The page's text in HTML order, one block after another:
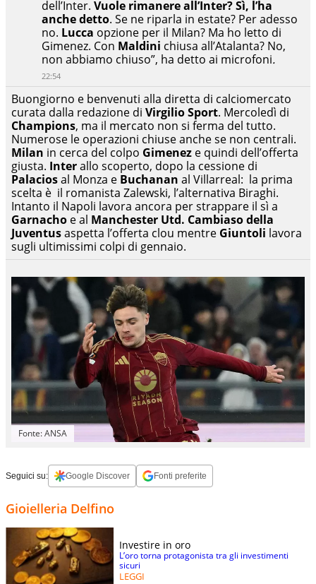
dell’Inter. Vuole rimanere all’Inter? Sì, l’ha
anche detto. Se ne riparla in estate? Per adesso
no. Lucca opzione per il Milan? Ma ho letto di
Gimenez. Con Maldini chiusa all’Atalanta? No,
non abbiamo chiuso”, ha detto ai microfoni.
22:54
Buongiorno e benvenuti alla diretta di calciomercato
curata dalla redazione di Virgilio Sport. Mercoledì di
Champions, ma il mercato non si ferma del tutto.
Numerose le operazioni chiuse anche se non centrali.
Milan in cerca del colpo Gimenez e quindi dell’offerta
giusta. Interallo scoperto, dopo la cessione di
Palaciosal Monza e Buchanan al Villarreal: la prima
scelta è il romanista Zalewski, l’alternativa Biraghi.
Intanto il Napoli lavora ancora per strappare il sì a
Garnacho e al Manchester Utd. Cambiaso della
Juventusaspetta l’offerta clou mentre Giuntoli lavora
sugli ultimissimi colpi di gennaio.
Fonte: ANSA
Seguici su: Google Discover Fonti preferite
Gioielleria Delfino
Investire in oro
L’oro torna protagonista tra gli investimenti
sicuri
LEGGI